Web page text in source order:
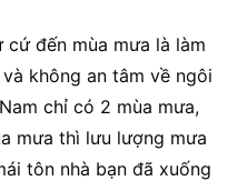
cứ đến mùa mưa là làm
không an tâm về ngôi
chỉ có 2 mùa mưa,
mưa thì lưu lượng mưa
tôn nhà bạn đã xuống